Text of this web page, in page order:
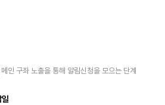
인 구좌 노출을 통해 알림신청을 모으는 단계